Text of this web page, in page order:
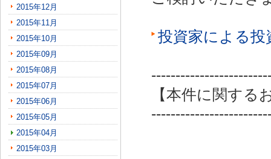
2015年12月
2015年11月
2015年10月
2015年09月
2015年08月
2015年07月
2015年06月
2015年05月
2015年04月
2015年03月
投資家による
【本件に関する